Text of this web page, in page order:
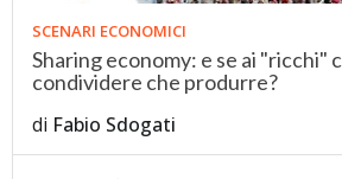
SCENARI ECONOMICI
Sharing economy: e se ai "ricchi"
condividere che produrre?
di Fabio Sdogati